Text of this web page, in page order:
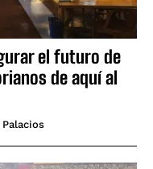
el futuro de
de aquí al